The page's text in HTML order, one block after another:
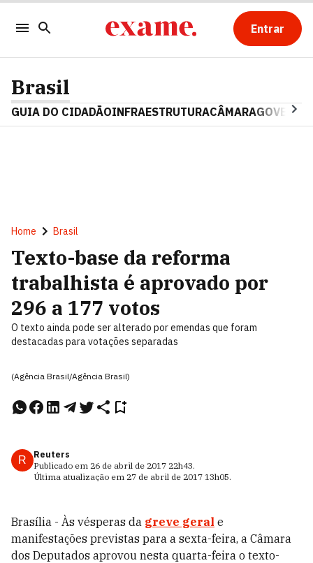
Entrar
Brasil
GUIA DO CIDADÃOINFRAESTRUTURACÂMARAGOVERNO
Home Brasil
Texto-base da reforma
trabalhista é aprovado por
296 a 177 votos
O texto ainda pode ser alterado por emendas que foram
destacadas para votações separadas
(Agência Brasil/Agência Brasil)
R
Reuters
Publicado em 26 de abril de 2017 22h43.
Última atualização em 27 de abril de 2017 13h05.
Brasília - Às vésperas da greve geral e
manifestações previstas para a sexta-feira, a Câmara
dos Deputados aprovou nesta quarta-feira o texto-